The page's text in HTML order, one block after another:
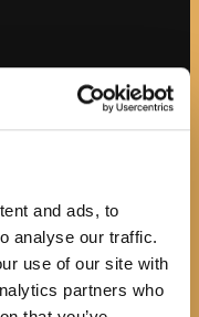
and ads, to
analyse our traffic.
use of our site with
partners who